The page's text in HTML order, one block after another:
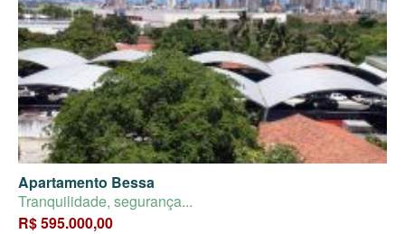
Apartamento Bessa
Tranquilidade, segurança...
R$ 595.000,00